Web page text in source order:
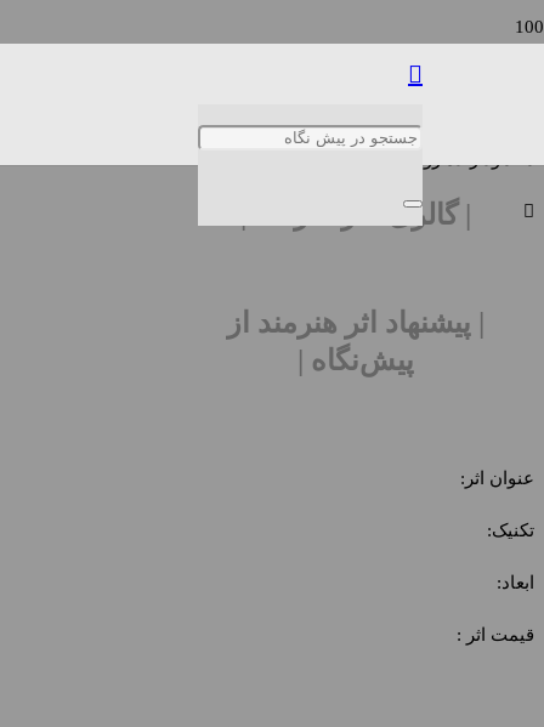
محمود زنده رودی
| گالری آثار هنرمند |
| پیشنهاد اثر هنرمند از
پیش‌نگاه |
عنوان اثر:
تکنیک:
ابعاد:
قیمت اثر :